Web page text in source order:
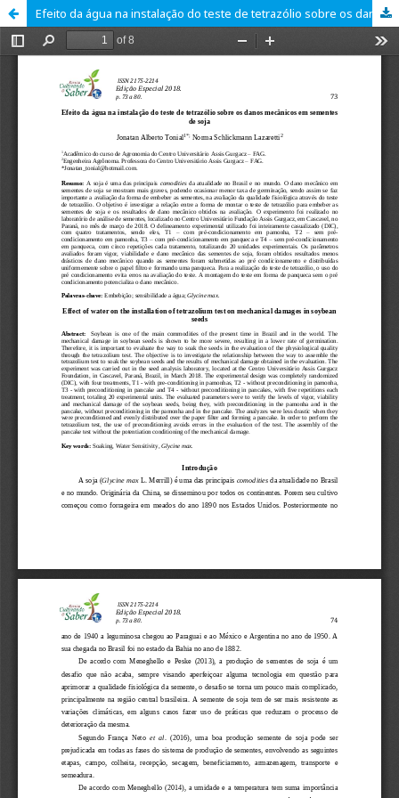
Efeito da água na instalação do teste de tetrazólio sobre os danos mecânicos em sementes de soja